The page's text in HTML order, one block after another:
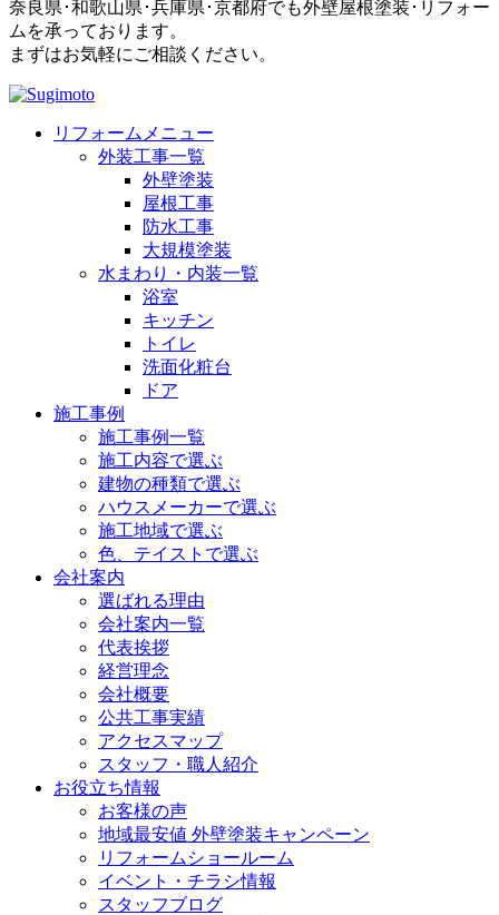
奈良県･和歌山県･兵庫県･京都府でも外壁屋根塗装･リフォー
ムを承っております。
まずはお気軽にご相談ください。
リフォームメニュー
外装工事一覧
外壁塗装
屋根工事
防水工事
大規模塗装
水まわり・内装一覧
浴室
キッチン
トイレ
洗面化粧台
ドア
施工事例
施工事例一覧
施工内容で選ぶ
建物の種類で選ぶ
ハウスメーカーで選ぶ
施工地域で選ぶ
色、テイストで選ぶ
会社案内
選ばれる理由
会社案内一覧
代表挨拶
経営理念
会社概要
公共工事実績
アクセスマップ
スタッフ・職人紹介
お役立ち情報
お客様の声
地域最安値 外壁塗装キャンペーン
リフォームショールーム
イベント・チラシ情報
スタッフブログ